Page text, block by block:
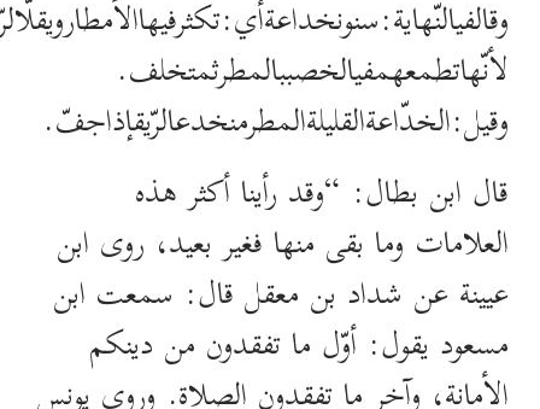
لأنّهاتطمعهمفيالخصببالمطرثمتخلف.
وقيل:الخدّاعةالقليلةالمطرمنخدعالرّيقإذاجفّ.
قال ابن بطال: “وقد رأينا أكثر هذه
العلامات وما بقى منها فغير بعيد، روى ابن
عيينة عن شداد بن معقل قال: سمعت ابن
مسعود يقول: أوّل ما تفقدون من دينكم